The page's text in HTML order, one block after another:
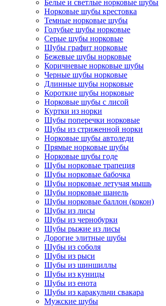
Белые и светлые норковые шубы
Норковые шубы крестовка
Темные норковые шубы
Голубые шубы норковые
Серые шубы норковые
Шубы графит норковые
Бежевые шубы норковые
Коричневые норковые шубы
Черные шубы норковые
Длинные шубы норковые
Короткие шубы норковые
Норковые шубы с лисой
Куртки из норки
Шубы поперечки норковые
Шубы из стриженной норки
Норковые шубы автоледи
Прямые норковые шубы
Норковые шубы годе
Шубы норковые трапеция
Шубы норковые бабочка
Шубы норковые летучая мышь
Шубы норковые шанель
Шубы норковые баллон (кокон)
Шубы из лисы
Шубы из чернобурки
Шубы рыжие из лисы
Дорогие элитные шубы
Шубы из соболя
Шубы из рыси
Шубы из шиншиллы
Шубы из куницы
Шубы из енота
Шубы из каракульчи свакара
Мужские шубы